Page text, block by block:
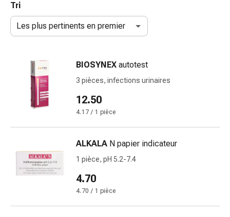
Toux
et
accessoires
Mouchoirs
papier
Rhume
Soins
Tri
Les plus pertinents en premier
BIOSYNEX autotest
3 pièces, infections urinaires
12.50
4.17 / 1 pièce
ALKALA N papier indicateur
1 pièce, pH 5.2-7.4
4.70
4.70 / 1 pièce